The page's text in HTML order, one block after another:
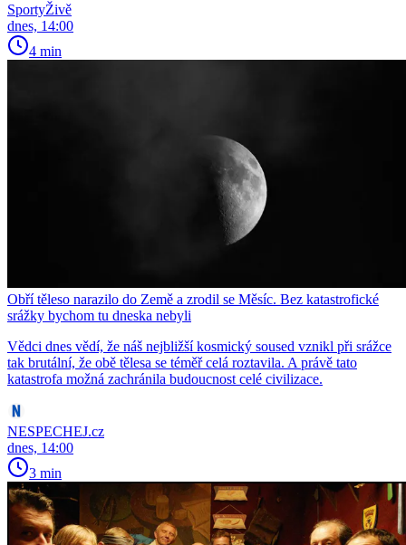
SportyŽivě
dnes, 14:00
4 min
Obří těleso narazilo do Země a zrodil se Měsíc. Bez katastrofické
srážky bychom tu dneska nebyli
Vědci dnes vědí, že náš nejbližší kosmický soused vznikl při srážce
tak brutální, že obě tělesa se téměř celá roztavila. A právě tato
katastrofa možná zachránila budoucnost celé civilizace.
NESPECHEJ.cz
dnes, 14:00
3 min